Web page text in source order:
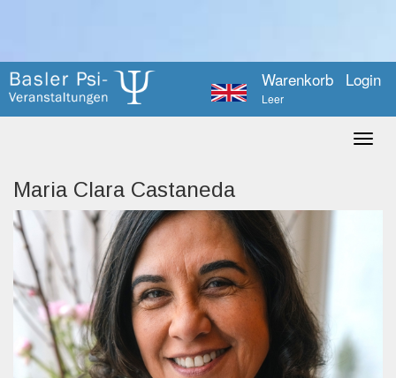
Login
Warenkorb
Leer
Maria Clara Castaneda